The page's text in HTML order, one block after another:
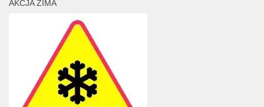
AKCJA ZIMA